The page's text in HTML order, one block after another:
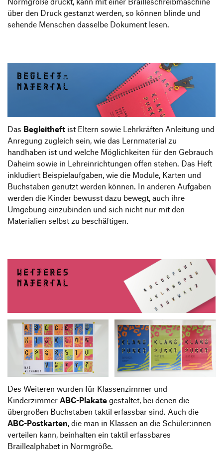
über den Druck gestanzt werden, so können blinde und
sehende Menschen dasselbe Dokument lesen.
Das Begleitheft ist Eltern sowie Lehrkräften Anleitung und
Anregung zugleich sein, wie das Lernmaterial zu
handhaben ist und welche Möglichkeiten für den Gebrauch
Daheim sowie in Lehreinrichtungen offen stehen. Das Heft
inkludiert Beispielaufgaben, wie die Module, Karten und
Buchstaben genutzt werden können. In anderen Aufgaben
werden die Kinder bewusst dazu bewegt, auch ihre
Umgebung einzubinden und sich nicht nur mit den
Materialien selbst zu beschäftigen.
Des Weiteren wurden für Klassenzimmer und
Kinderzimmer ABC-Plakate gestaltet, bei denen die
übergroßen Buchstaben taktil erfassbar sind. Auch die
ABC-Postkarten, die man in Klassen an die Schüler:innen
verteilen kann, beinhalten ein taktil erfassbares
Braillealphabet in Normgröße.